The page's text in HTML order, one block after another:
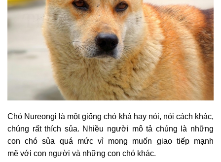
Chó Nureongi là một giống chó khá hay nói, nói cách khác,
chúng rất thích sủa. Nhiều người mô tả chúng là những
con chó sủa quá mức vì mong muốn giao tiếp mạnh
mẽ với con người và những con chó khác.